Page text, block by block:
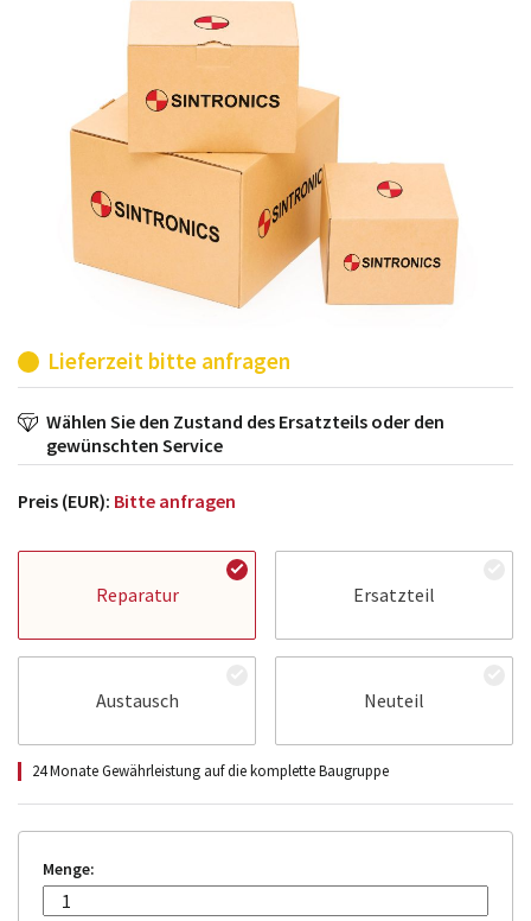
möglich. SINTRONICS ist dann ihr Partner, der
entweder die alten Baugruppen technisch hochwertig
repariert oder ihnen die abgekündigten Baugruppen
aus dem eigenen Lager ersetzt.
Lieferzeit bitte anfragen
Wählen Sie den Zustand des Ersatzteils oder den
gewünschten Service
Preis (EUR): Bitte anfragen
Reparatur Ersatzteil
Austausch Neuteil
24 Monate Gewährleistung auf die komplette Baugruppe
Menge: